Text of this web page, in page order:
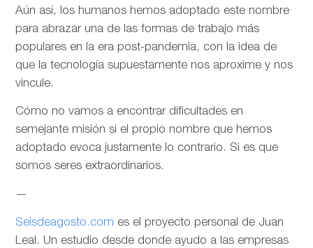
Aún así, los humanos hemos adoptado este nombre
para abrazar una de las formas de trabajo más
populares en la era post-pandemia, con la idea de
que la tecnología supuestamente nos aproxime y nos
vincule.
Cómo no vamos a encontrar dificultades en
semejante misión si el propio nombre que hemos
adoptado evoca justamente lo contrario. Si es que
somos seres extraordinarios.
—
Seisdeagosto.com es el proyecto personal de Juan
Leal. Un estudio desde donde ayudo a las empresas